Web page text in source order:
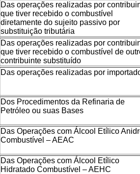
Das operações realizadas por
que tiver recebido o combustível
diretamente do sujeito passivo por
substituição tributária
Das operações realizadas por
que tiver recebido o combustível de
contribuinte substituído
Das operações realizadas por
Dos Procedimentos da Refinaria de
Petróleo ou suas Bases
Das Operações com Álcool Etílico
Combustível – AEAC
Das Operações com Álcool Etílico
Hidratado Combustível – AEHC